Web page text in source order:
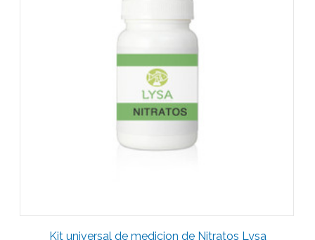
Kit universal de medicion de Nitratos Lysa